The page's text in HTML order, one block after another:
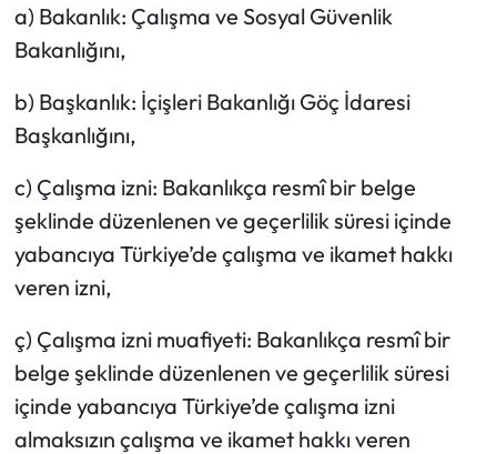
a) Bakanlık: Çalışma ve Sosyal Güvenlik
Bakanlığını,
b) Başkanlık: İçişleri Bakanlığı Göç İdaresi
Başkanlığını,
c) Çalışma izni: Bakanlıkça resmî bir belge
şeklinde düzenlenen ve geçerlilik süresi içinde
yabancıya Türkiye’de çalışma ve ikamet hakkı
veren izni,
ç) Çalışma izni muafiyeti: Bakanlıkça resmî bir
belge şeklinde düzenlenen ve geçerlilik süresi
içinde yabancıya Türkiye’de çalışma izni
almaksızın çalışma ve ikamet hakkı veren